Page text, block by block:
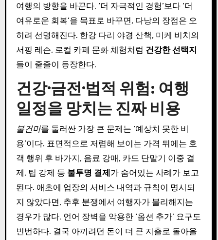
여행의 방향을 바꾼다. ‘더 자극적인 경험’보다 ‘더
여유로운 회복’을 목표로 바꾸면, 다낭의 장점은 오
히려 선명해진다. 한강 다리 야경 산책, 미케 비치의
서핑 레슨, 로컬 카페 문화 체험처럼 건강한 선택지
들이 줄줄이 등장한다.
건강·금전·법적 위험: 여행
일정을 망치는 진짜 비용
불건마를 둘러싼 가장 큰 문제는 ‘예상치 못한 비
용’이다. 표면적으로 저렴해 보이는 가격 뒤에는 호
객 행위 후 바가지, 음료 강매, 카드 단말기 이중 결
제, 팁 강제 등 불투명 결제가 숨어있는 사례가 보고
된다. 애초에 업장의 서비스 내역과 규칙이 명시되
지 않았다면, 추후 분쟁에서 여행자가 불리해지는
경우가 많다. 언어 장벽을 악용한 ‘옵션 추가’ 요구도
빈번하다. 결국 아끼려던 돈이 더 큰 지출로 돌아올